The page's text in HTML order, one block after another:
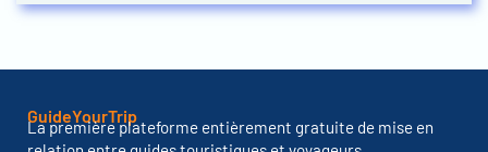
GuideYourTrip
La première plateforme entièrement gratuite de mise en